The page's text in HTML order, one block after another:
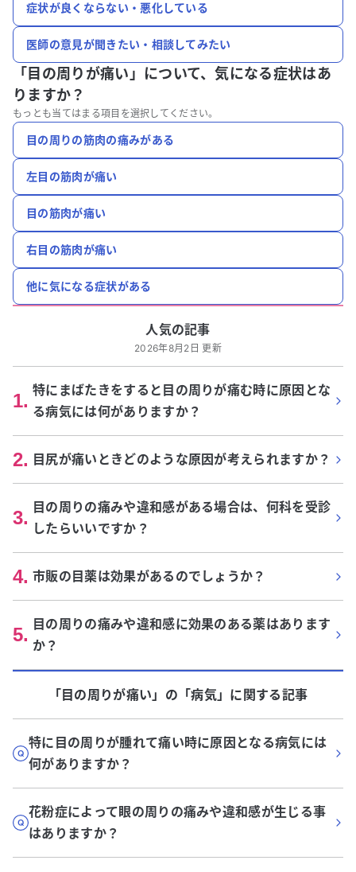
症状が良くならない・悪化している
医師の意見が聞きたい・相談してみたい
「目の周りが痛い」について、気になる症状はあ
りますか？
もっとも当てはまる項目を選択してください。
目の周りの筋肉の痛みがある
左目の筋肉が痛い
目の筋肉が痛い
右目の筋肉が痛い
他に気になる症状がある
人気の記事
2026年8月2日 更新
1. 特にまばたきをすると目の周りが痛む時に原因とな
る病気には何がありますか？
2. 目尻が痛いときどのような原因が考えられますか？
3. 目の周りの痛みや違和感がある場合は、何科を受診
したらいいですか？
4. 市販の目薬は効果があるのでしょうか？
5. 目の周りの痛みや違和感に効果のある薬はあります
か？
「目の周りが痛い」 の「病気」に関する記事
特に目の周りが腫れて痛い時に原因となる病気には
何がありますか？
花粉症によって眼の周りの痛みや違和感が生じる事
はありますか？